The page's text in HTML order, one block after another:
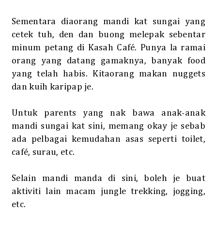
Sementara diaorang mandi kat sungai yang
cetek tuh, den dan buong melepak sebentar
minum petang di Kasah Café. Punya la ramai
orang yang datang gamaknya, banyak food
yang telah habis. Kitaorang makan nuggets
dan kuih karipap je.
Untuk parents yang nak bawa anak-anak
mandi sungai kat sini, memang okay je sebab
ada pelbagai kemudahan asas seperti toilet,
café, surau, etc.
Selain mandi manda di sini, boleh je buat
aktiviti lain macam jungle trekking, jogging,
etc.